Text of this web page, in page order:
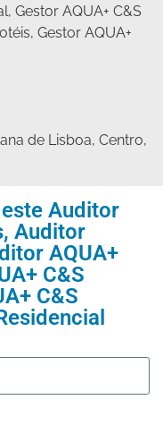
, Gestor AQUA+ C&S
, Gestor AQUA+
de Lisboa, Centro,
Auditor
, Auditor
AQUA+
C&S
C&S